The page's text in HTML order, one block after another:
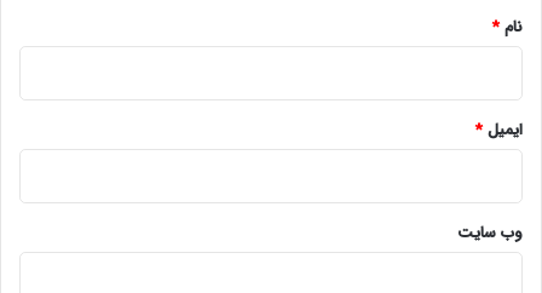
نام*
ایمیل*
وب‌ سایت